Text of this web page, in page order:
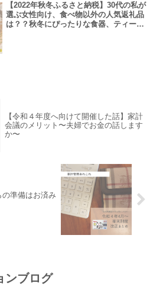
【2022年秋冬ふるさと納税】30代の私が
選ぶ女性向け、食べ物以外の人気返礼品
は？？秋冬にぴったりな食器、ティーセ
【令和４年度へ向けて開催した話】家計
会議のメリット〜夫婦でお金の話します
か〜
の準備はお済み
ンブログ